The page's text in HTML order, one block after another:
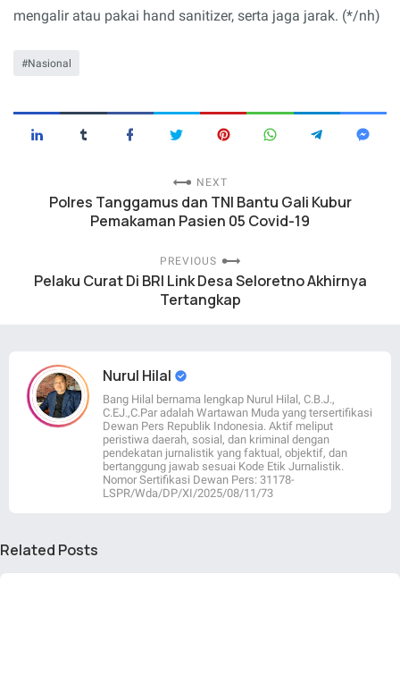
mengalir atau pakai hand sanitizer, serta jaga jarak. (*/nh)
Nasional
NEXT
Polres Tanggamus dan TNI Bantu Gali Kubur
Pemakaman Pasien 05 Covid-19
PREVIOUS
Pelaku Curat Di BRI Link Desa Seloretno Akhirnya
Tertangkap
Nurul Hilal
Bang Hilal bernama lengkap Nurul Hilal, C.B.J.,
C.EJ.,C.Par adalah Wartawan Muda yang tersertifikasi
Dewan Pers Republik Indonesia. Aktif meliput
peristiwa daerah, sosial, dan kriminal dengan
pendekatan jurnalistik yang faktual, objektif, dan
bertanggung jawab sesuai Kode Etik Jurnalistik.
Nomor Sertifikasi Dewan Pers: 31178-
LSPR/Wda/DP/XI/2025/08/11/73
Related Posts